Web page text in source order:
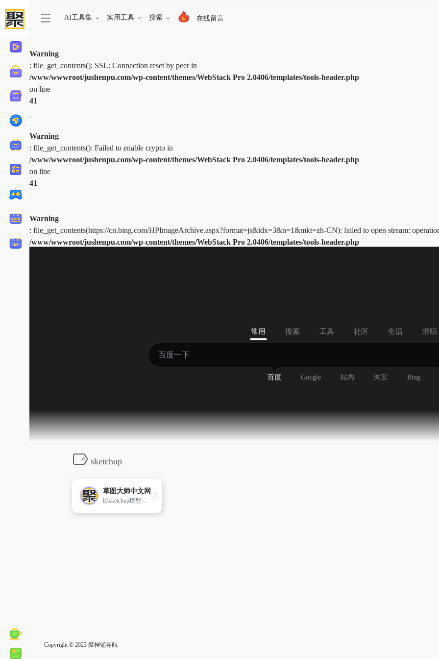
AI工具集 实用工具 搜索 在线留言
Warning
: file_get_contents(): SSL: Connection reset by peer in
/www/wwwroot/jushenpu.com/wp-content/themes/WebStack Pro 2.0406/templates/tools-header.php
on line
41
Warning
: file_get_contents(): Failed to enable crypto in
/www/wwwroot/jushenpu.com/wp-content/themes/WebStack Pro 2.0406/templates/tools-header.php
on line
41
Warning
: file_get_contents(https://cn.bing.com/HPImageArchive.aspx?format=js&idx=3&n=1&mkt=zh-CN): failed to open stream:
/www/wwwroot/jushenpu.com/wp-content/themes/WebStack Pro 2.0406/templates/tools-header.php
常用 搜索 工具 社区 生活 求职
百度 Google 站内 淘宝 Bing
sketchup
草图大师中文网
以sketchup模型下载为主打的sketchup草图大师资源站.提供sketchup模型,草图大师模型ske[…]
Copyright © 2023 聚神铺导航